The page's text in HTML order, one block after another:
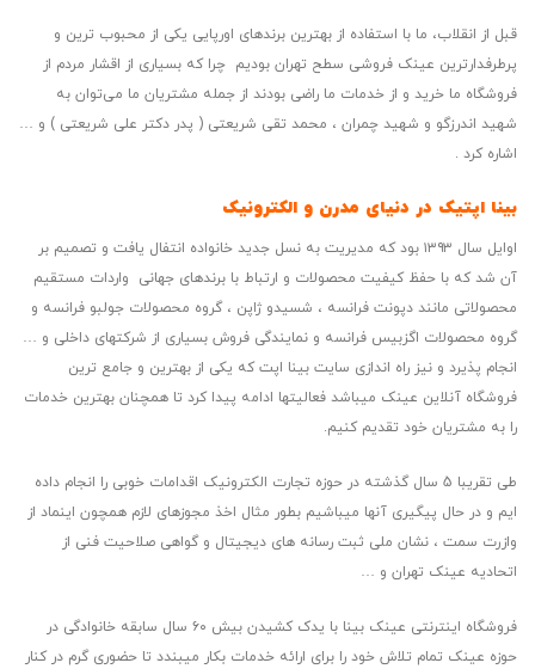
قبل از انقلاب، ما با استفاده از بهترین برندهای اورپایی یکی از محبوب ترین و
پرطرفدارترین عینک فروشی سطح تهران بودیم چرا که بسیاری از اقشار مردم از
فروشگاه ما خرید و از خدمات ما راضی بودند از جمله مشتریان ما می‌توان به
شهید اندرزگو و شهید چمران ، محمد تقی شریعتی ( پدر دکتر علی شریعتی ) و …
اشاره کرد .
بینا اپتیک در دنیای مدرن و الکترونیک
اوایل سال ۱۳۹۳ بود که مدیریت به نسل جدید خانواده انتفال یافت و تصمیم بر
آن شد که با حفظ کیفیت محصولات و ارتباط با برندهای جهانی واردات مستقیم
محصولاتی مانند دپونت فرانسه ، شسیدو ژاپن ، گروه محصولات جولبو فرانسه و
گروه محصولات اگزبیس فرانسه و نمایندگی فروش بسیاری از شرکتهای داخلی و …
انجام پذیرد و نیز راه اندازی سایت بینا اپت که یکی از بهترین و جامع ترین
فروشگاه آنلاین عینک میباشد فعالیتها ادامه پیدا کرد تا همچنان بهترین خدمات
را به مشتریان خود تقدیم کنیم.
طی تقریبا 5 سال گذشته در حوزه تجارت الکترونیک اقدامات خوبی را انجام داده
ایم و در حال پیگیری آنها میباشیم بطور مثال اخذ مجوزهای لازم همچون اینماد از
وازرت سمت ، نشان ملی ثبت رسانه های دیجیتال و گواهی صلاحیت فنی از
اتحادیه عینک تهران و …
فروشگاه اینترنتی عینک بینا با یدک کشیدن بیش ۶۰ سال سابقه خانوادگی در
حوزه عینک تمام تلاش خود را برای ارائه خدمات بکار میبندد تا حضوری گرم در کنار